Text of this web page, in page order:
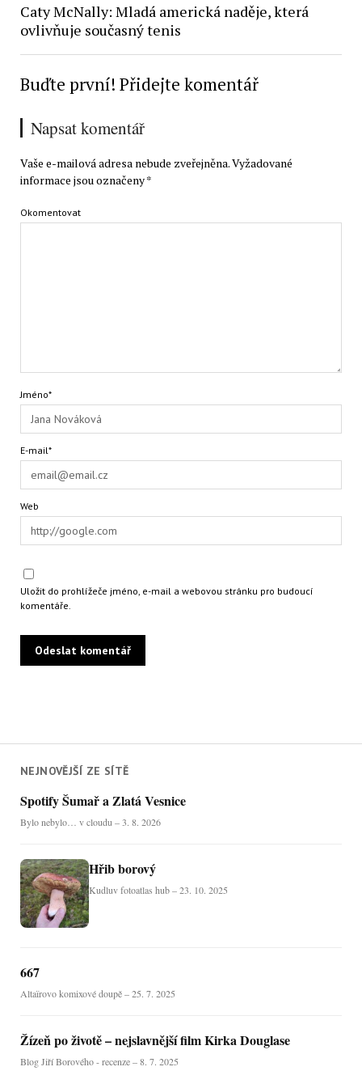
NEJNOVĚJŠÍ ZE SÍTĚ
Spotify Šumař a Zlatá Vesnice
Bylo nebylo… v cloudu – 3. 8. 2026
Hřib borový
Kudluv fotoatlas hub – 23. 10. 2025
667
Altaïrovo komixové doupě – 25. 7. 2025
Žízeň po životě – nejslavnější film Kirka Douglase
Blog Jiří Borového - recenze – 8. 7. 2025
Caty McNally: Mladá americká naděje, která
ovlivňuje současný tenis
Buďte první! Přidejte komentář
Napsat komentář
Vaše e-mailová adresa nebude zveřejněna.Vyžadované
informace jsou označeny*
Okomentovat
Jméno*
E-mail*
Web
Uložit do prohlížeče jméno, e-mail a webovou stránku pro budoucí
komentáře.